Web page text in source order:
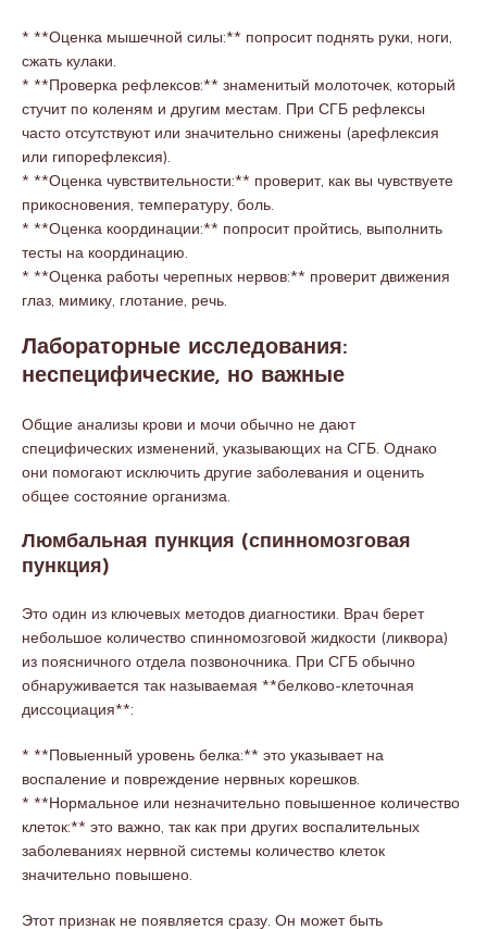
* **Оценка мышечной силы:** попросит поднять руки, ноги,
сжать кулаки.
* **Проверка рефлексов:** знаменитый молоточек, который
стучит по коленям и другим местам. При СГБ рефлексы
часто отсутствуют или значительно снижены (арефлексия
или гипорефлексия).
* **Оценка чувствительности:** проверит, как вы чувствуете
прикосновения, температуру, боль.
* **Оценка координации:** попросит пройтись, выполнить
тесты на координацию.
* **Оценка работы черепных нервов:** проверит движения
глаз, мимику, глотание, речь.
Лабораторные исследования:
неспецифические, но важные
Общие анализы крови и мочи обычно не дают
специфических изменений, указывающих на СГБ. Однако
они помогают исключить другие заболевания и оценить
общее состояние организма.
Люмбальная пункция (спинномозговая
пункция)
Это один из ключевых методов диагностики. Врач берет
небольшое количество спинномозговой жидкости (ликвора)
из поясничного отдела позвоночника. При СГБ обычно
обнаруживается так называемая **белково-клеточная
диссоциация**:
* **Повыенный уровень белка:** это указывает на
воспаление и повреждение нервных корешков.
* **Нормальное или незначительно повышенное количество
клеток:** это важно, так как при других воспалительных
заболеваниях нервной системы количество клеток
значительно повышено.
Этот признак не появляется сразу. Он может быть